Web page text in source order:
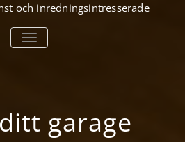
och inredningsintresserade
TOGGLE
NAVIGATION
garage